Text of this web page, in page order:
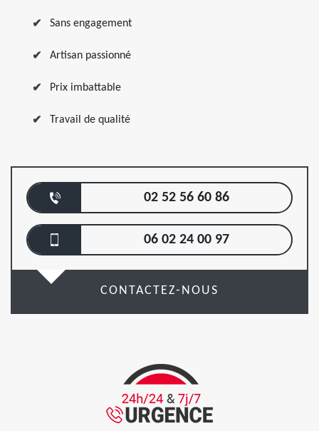
Sans engagement
Artisan passionné
Prix imbattable
Travail de qualité
02 52 56 60 86
06 02 24 00 97
CONTACTEZ-NOUS